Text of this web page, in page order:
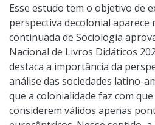
Esse estudo tem o objetivo de
perspectiva decolonial aparece
continuada de Sociologia
Nacional de Livros Didáticos
destaca a importância da
análise das sociedades latino-
que a colonialidade faz com
considerem válidos apenas